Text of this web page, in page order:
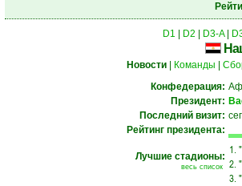
D1 D2 D3-A|
Новости Команды
Конфедерация:
Президент:
Последний визит:
Рейтинг президента:
Лучшие стадионы:
весь список
1.
2.
3.